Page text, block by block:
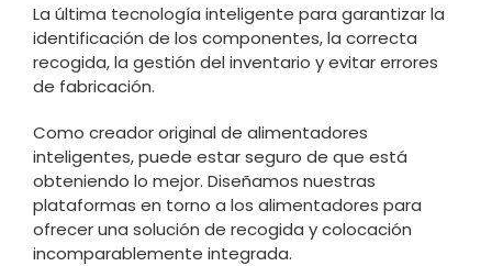
La última tecnología inteligente para garantizar la
identificación de los componentes, la correcta
recogida, la gestión del inventario y evitar errores
de fabricación.
Como creador original de alimentadores
inteligentes, puede estar seguro de que está
obteniendo lo mejor. Diseñamos nuestras
plataformas en torno a los alimentadores para
ofrecer una solución de recogida y colocación
incomparablemente integrada.